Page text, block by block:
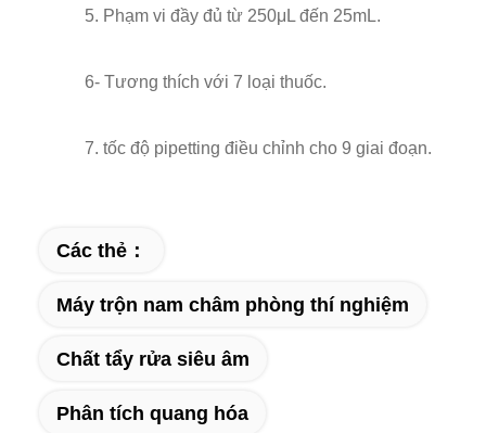
5. Phạm vi đầy đủ từ 250μL đến 25mL.
6- Tương thích với 7 loại thuốc.
7. tốc độ pipetting điều chỉnh cho 9 giai đoạn.
Các thẻ：
Máy trộn nam châm phòng thí nghiệm
Chất tẩy rửa siêu âm
Phân tích quang hóa